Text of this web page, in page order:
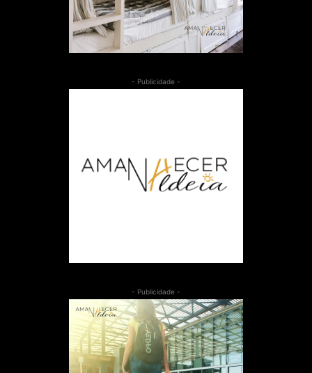
- Publicidade -
- Publicidade -